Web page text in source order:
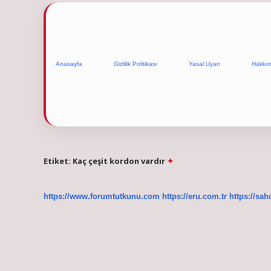
Anasayfa Gizlilik Politikası Yasal Uyarı
Etiket: Kaç çeşit kordon vardır
https://www.forumtutkunu.com https://eru.com.tr https://